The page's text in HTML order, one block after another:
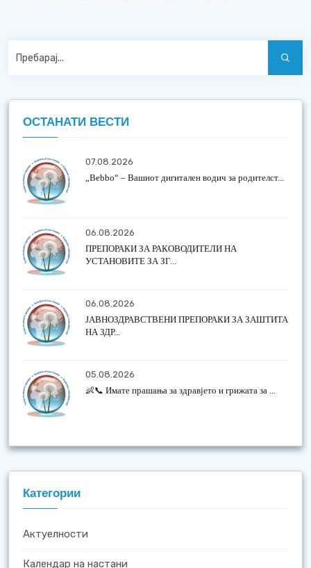
ОСТАНАТИ ВЕСТИ
07.08.2026
„Bebbo“ – Вашиот дигитален водич за родителст...
06.08.2026
ПРЕПОРАКИ ЗА РАКОВОДИТЕЛИ НА
УСТАНОВИТЕ ЗА ЗГ...
06.08.2026
ЈАВНОЗДРАВСТВЕНИ ПРЕПОРАКИ ЗА ЗАШТИТА
НА ЗДР...
05.08.2026
👶📞 Имате прашања за здравјето и грижата за ...
Категории
Актуелности
Календар на настани